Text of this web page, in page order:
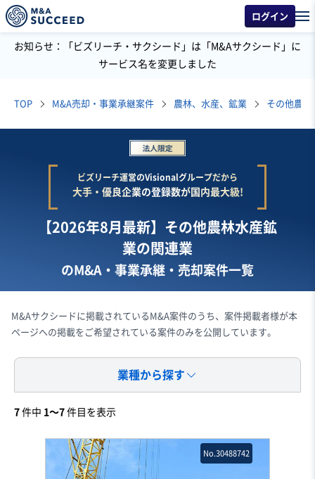
ログイン
お知らせ：「ビズリーチ・サクシード」は「M&Aサクシード」に
サービス名を変更しました
TOP M&A売却・事業承継案件 農林、水産、鉱業 その他農林
ビズリーチ運営のVisionalグループだから
大手・優良企業の登録数が国内最大級!
【2026年8月最新】その他農林水産鉱
業の関連業
のM&A・事業承継・売却案件一覧
M&Aサクシードに掲載されているM&A案件のうち、案件掲載者様が本
ページへの掲載をご希望されている案件のみを公開しています。
業種から探す
7 件中 1〜7 件目を表示
No.30488742